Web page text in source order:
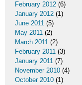
February 2012 (6)
January 2012 (1)
June 2011 (5)
May 2011 (2)
March 2011 (2)
February 2011 (3)
January 2011 (7)
November 2010 (4)
October 2010 (1)